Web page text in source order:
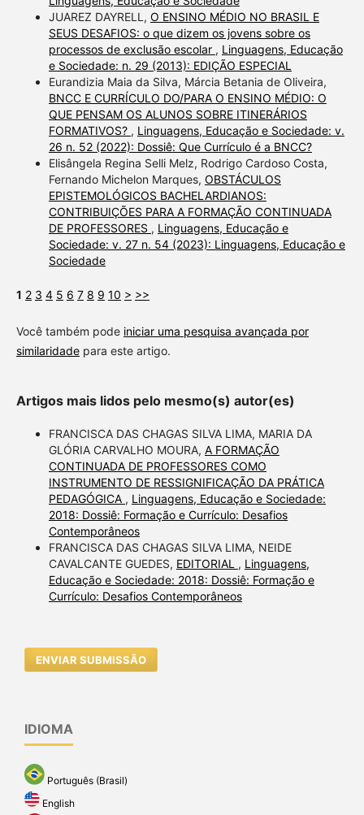
JUAREZ DAYRELL, O ENSINO MÉDIO NO BRASIL E
SEUS DESAFIOS: o que dizem os jovens sobre os
processos de exclusão escolar , Linguagens, Educação
e Sociedade: n. 29 (2013): EDIÇÃO ESPECIAL
Eurandizia Maia da Silva, Márcia Betania de Oliveira,
BNCC E CURRÍCULO DO/PARA O ENSINO MÉDIO: O
QUE PENSAM OS ALUNOS SOBRE ITINERÁRIOS
FORMATIVOS? , Linguagens, Educação e Sociedade: v.
26 n. 52 (2022): Dossiê: Que Currículo é a BNCC?
Elisângela Regina Selli Melz, Rodrigo Cardoso Costa,
Fernando Michelon Marques, OBSTÁCULOS
EPISTEMOLÓGICOS BACHELARDIANOS:
CONTRIBUIÇÕES PARA A FORMAÇÃO CONTINUADA
DE PROFESSORES , Linguagens, Educação e
Sociedade: v. 27 n. 54 (2023): Linguagens, Educação e
Sociedade
1 2 3 4 5 6 7 8 9 10 > >>
Você também pode iniciar uma pesquisa avançada por
similaridadepara este artigo.
Artigos mais lidos pelo mesmo(s) autor(es)
FRANCISCA DAS CHAGAS SILVA LIMA, MARIA DA
GLÓRIA CARVALHO MOURA, A FORMAÇÃO
CONTINUADA DE PROFESSORES COMO
INSTRUMENTO DE RESSIGNIFICAÇÃO DA PRÁTICA
PEDAGÓGICA , Linguagens, Educação e Sociedade:
2018: Dossiê: Formação e Currículo: Desafios
Contemporâneos
FRANCISCA DAS CHAGAS SILVA LIMA, NEIDE
CAVALCANTE GUEDES, EDITORIAL , Linguagens,
Educação e Sociedade: 2018: Dossiê: Formação e
Currículo: Desafios Contemporâneos
ENVIAR SUBMISSÃO
IDIOMA
Português (Brasil)
English